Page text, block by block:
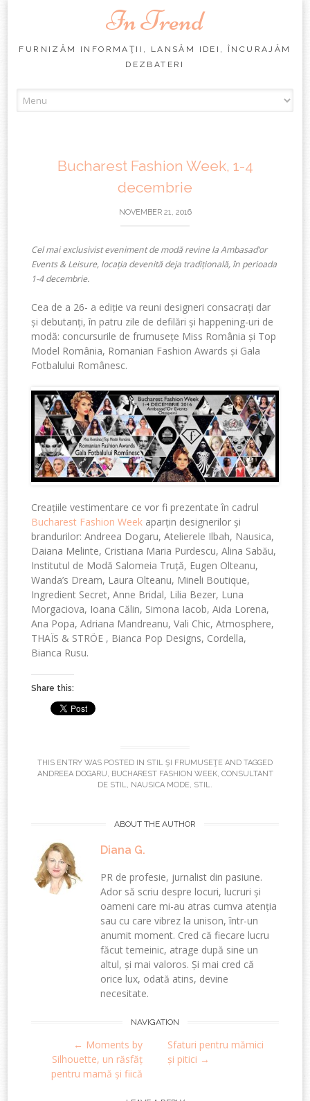
In Trend
FURNIZĂM INFORMAŢII, LANSĂM IDEI, ÎNCURAJĂM
DEZBATERI
to
Bucharest Fashion Week, 1-4
decembrie
NOVEMBER 21, 2016
Cel mai exclusivist eveniment de modă revine la Ambasad’or
Events & Leisure, locația devenită deja tradițională, în perioada
1-4 decembrie.
Cea de a 26- a ediție va reuni designeri consacrați dar
și debutanți, în patru zile de defilări și happening-uri de
modă: concursurile de frumusețe Miss România și Top
Model România, Romanian Fashion Awards și Gala
Fotbalului Românesc.
Creațiile vestimentare ce vor fi prezentate în cadrul
Bucharest Fashion Week aparțin designerilor și
brandurilor: Andreea Dogaru, Atelierele Ilbah, Nausica,
Daiana Melinte, Cristiana Maria Purdescu, Alina Sabău,
Institutul de Modă Salomeia Truță, Eugen Olteanu,
Wanda’s Dream, Laura Olteanu, Mineli Boutique,
Ingredient Secret, Anne Bridal, Lilia Bezer, Luna
Morgaciova, Ioana Călin, Simona Iacob, Aida Lorena,
Ana Popa, Adriana Mandreanu, Vali Chic, Atmosphere,
THAÏS & STRÖE , Bianca Pop Designs, Cordella,
Bianca Rusu.
Share this:
THIS ENTRY WAS POSTED IN STIL ŞI FRUMUSEŢE AND TAGGED
ANDREEA DOGARU, BUCHAREST FASHION WEEK, CONSULTANT
DE STIL, NAUSICA MODE, STIL.
ABOUT THE AUTHOR
Diana G.
PR de profesie, jurnalist din pasiune.
Ador să scriu despre locuri, lucruri și
oameni care mi-au atras cumva atenția
sau cu care vibrez la unison, într-un
anumit moment. Cred că fiecare lucru
făcut temeinic, atrage după sine un
altul, și mai valoros. Și mai cred că
orice lux, odată atins, devine
necesitate.
navigation
NAVIGATION
← Moments by
Silhouette, un răsfăț
pentru mamă și fiică
Sfaturi pentru mămici
și pitici →